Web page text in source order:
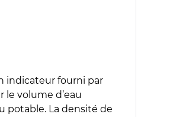
indicateur fourni par
le volume d’eau
potable. La densité de